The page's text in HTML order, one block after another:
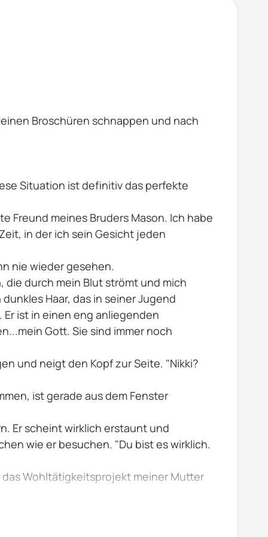
Broschüren schnappen und nach
Situation ist definitiv das perfekte
Freund meines Bruders Mason. Ich habe
in der ich sein Gesicht jeden
nie wieder gesehen.
die durch mein Blut strömt und mich
Haar, das in seiner Jugend
ist in einen eng anliegenden
Gott. Sie sind immer noch
und neigt den Kopf zur Seite. "Nikki?
ist gerade aus dem Fenster
Er scheint wirklich erstaunt und
wie er besuchen. "Du bist es wirklich.
Wohltätigkeitsprojekt meiner Mutter